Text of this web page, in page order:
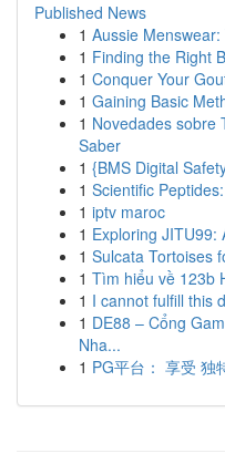
Published News
1 Aussie
1 Finding the Right
1 Conquer Your
1 Gaining Basic
1 Novedades sobre
Saber
1 {BMS Digital
1 Scientific
1 iptv maroc
1 Exploring JITU99:
1 Sulcata Tortoises
1 Tìm hiểu về 123b
1 I cannot fulfill this
1 DE88 – Cổng
Nha...
1 PG平台： 享受 独